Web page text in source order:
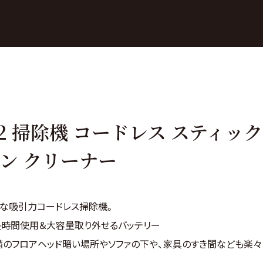
掃除機 コードレス スティッ
クリーナー
吸引力コードレス掃除機。
間使用＆大容量取り外せるバッテリー
のフロアヘッド暗い場所やソファの下や、家具のすき間なども楽